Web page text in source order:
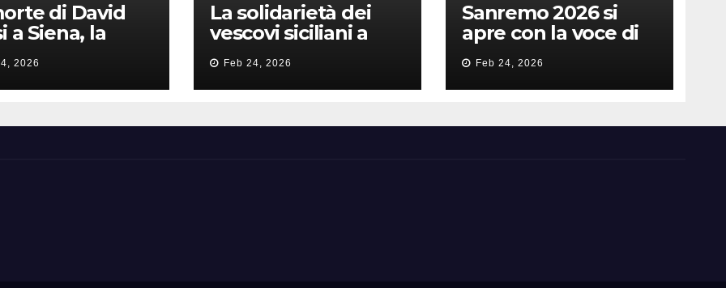
di David
a Siena, la
lancia la
di
2026
La solidarietà dei
vescovi siciliani a
Lorefice: «Ha difeso
il valore e la dignità
dell’umanità»
Feb 24, 2026
Sanremo 2026 si
apre con la voce di
Pippo Baudo
Feb 24, 2026